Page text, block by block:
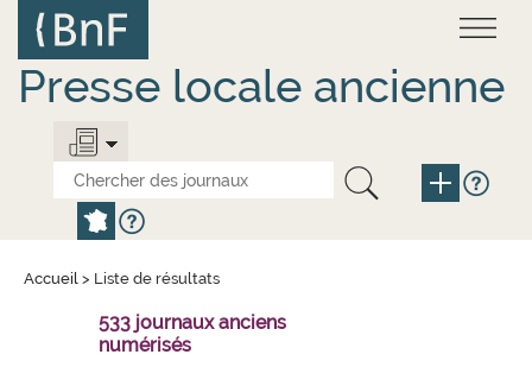
contenu
principal
Presse locale ancienne
Accueil > Liste de résultats
533 journaux anciens
numérisés
Panneau de gestion des cookies